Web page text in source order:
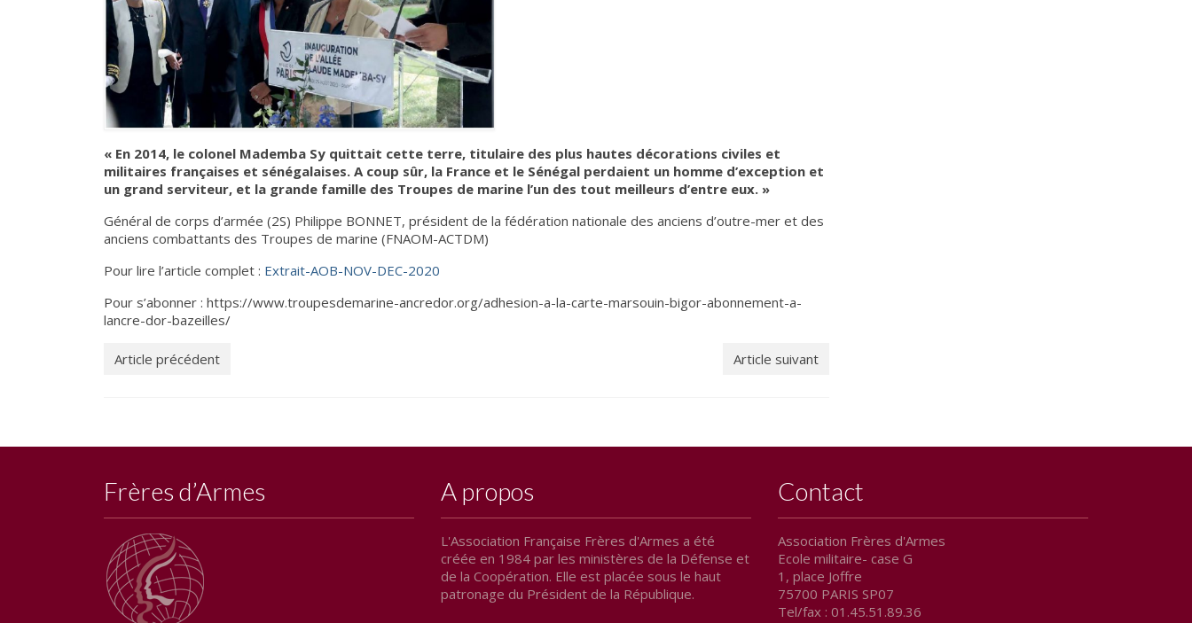
« En 2014, le colonel Mademba Sy quittait cette terre, titulaire des plus hautes décorations civiles et
militaires françaises et sénégalaises. A coup sûr, la France et le Sénégal perdaient un homme d’exception et
un grand serviteur, et la grande famille des Troupes de marine l’un des tout meilleurs d’entre eux. »
Général de corps d’armée (2S) Philippe BONNET, président de la fédération nationale des anciens d’outre-mer et des
anciens combattants des Troupes de marine (FNAOM-ACTDM)
Pour lire l’article complet : Extrait-AOB-NOV-DEC-2020
Pour s’abonner : https://www.troupesdemarine-ancredor.org/adhesion-a-la-carte-marsouin-bigor-abonnement-a-
lancre-dor-bazeilles/
Article précédent Article suivant
Frères d’Armes A propos
L'Association Française Frères d'Armes a été
créée en 1984 par les ministères de la Défense et
de la Coopération. Elle est placée sous le haut
patronage du Président de la République.
Contact
Association Frères d'Armes
Ecole militaire- case G
1, place Joffre
75700 PARIS SP07
Tel/fax : 01.45.51.89.36